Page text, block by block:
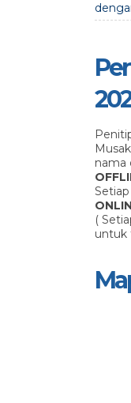
nama
(
untuk